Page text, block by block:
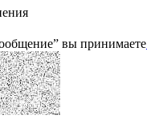
вы принимаете